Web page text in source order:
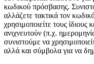
κωδικού πρόσβασης.
αλλάζετε τακτικά τον
χρησιμοποιείτε τους
ανιχνευτούν (π.χ.
συνιστούμε να
αλλά και σύμβολα για να